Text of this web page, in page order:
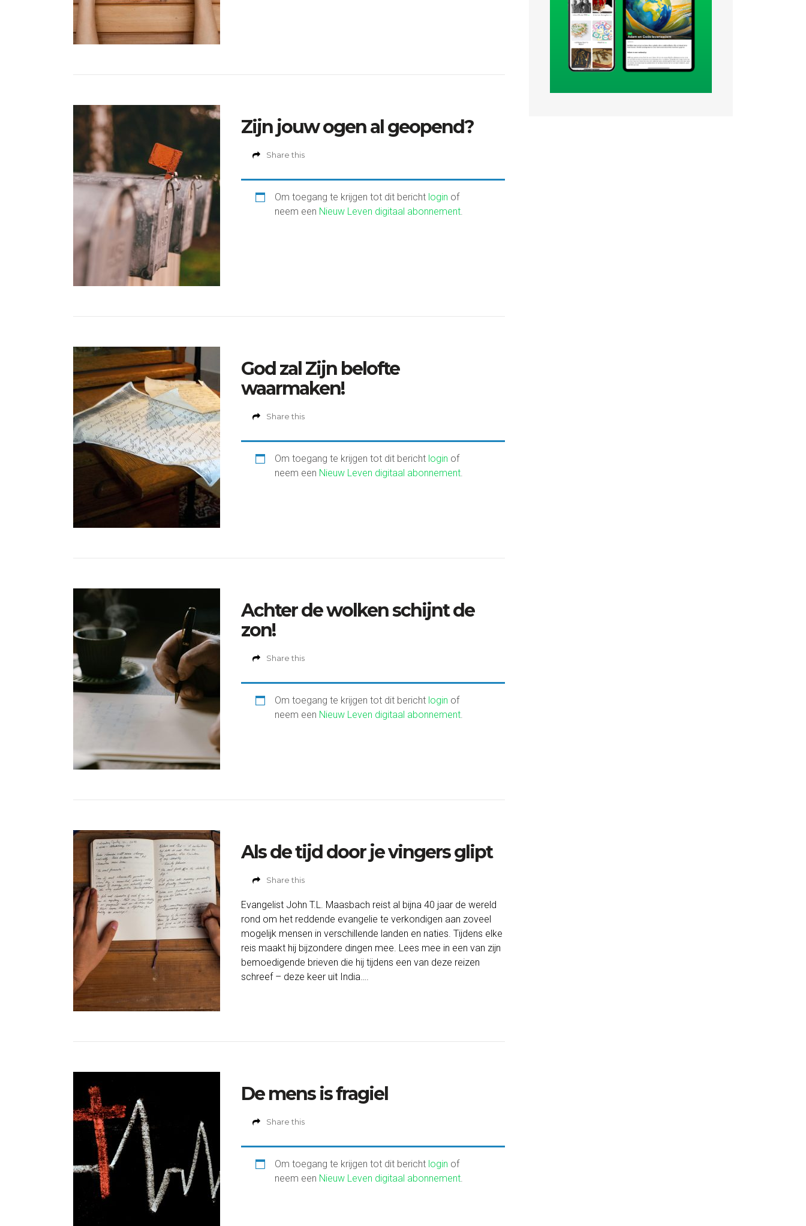
Zijn jouw ogen al geopend?
Share this
Om toegang te krijgen tot dit bericht login of
neem een Nieuw Leven digitaal abonnement.
God zal Zijn belofte
waarmaken!
Share this
Om toegang te krijgen tot dit bericht login of
neem een Nieuw Leven digitaal abonnement.
Achter de wolken schijnt de
zon!
Share this
Om toegang te krijgen tot dit bericht login of
neem een Nieuw Leven digitaal abonnement.
Als de tijd door je vingers glipt
Share this
Evangelist John T.L. Maasbach reist al bijna 40 jaar de wereld
rond om het reddende evangelie te verkondigen aan zoveel
mogelijk mensen in verschillende landen en naties. Tijdens elke
reis maakt hij bijzondere dingen mee. Lees mee in een van zijn
bemoedigende brieven die hij tijdens een van deze reizen
schreef – deze keer uit India….
De mens is fragiel
Share this
Om toegang te krijgen tot dit bericht login of
neem een Nieuw Leven digitaal abonnement.